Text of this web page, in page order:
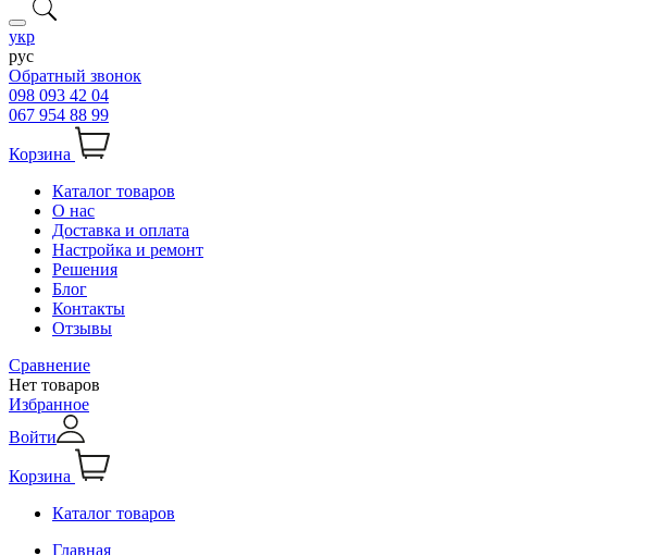
укр
рус
Обратный звонок
098 093 42 04
067 954 88 99
Корзина
Каталог товаров
О нас
Доставка и оплата
Настройка и ремонт
Решения
Блог
Контакты
Отзывы
Сравнение
Нет товаров
Избранное
Войти
Корзина
Каталог товаров
Главная